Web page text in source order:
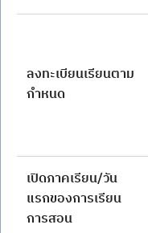
ลงทะเบียนเรียนตาม
กำหนด
เปิดภาคเรียน/วัน
แรกของการเรียน
การสอน